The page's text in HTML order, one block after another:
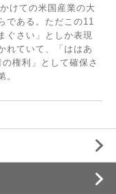
けての米国産業の大
である。ただこの11
ぐさい」としか表現
れていて、「ははあ
権利」として確保さ
。